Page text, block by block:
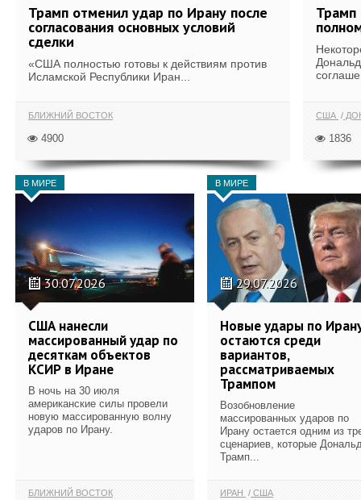
Трамп отменил удар по Ирану после
согласования основных условий
сделки
«США полностью готовы к действиям против
Исламской Республики Иран...
БЛИЖНИЙ ВОСТОК
4900
Трамп
США
1836
В МИРЕ
30.07.2026
США нанесли
массированный удар по
десяткам объектов
КСИР в Иране
В ночь на 30 июля
американские силы провели
новую массированную волну
ударов по Ирану.
БЛИЖНИЙ ВОСТОК
В МИРЕ
29.07.2026
Новые удары по
остаются среди
вариантов,
рассматриваемых
Трампом
Возобновление
массированных ударов по
Ирану остается одним из
сценариев, которые
Трамп...
ИРАН США